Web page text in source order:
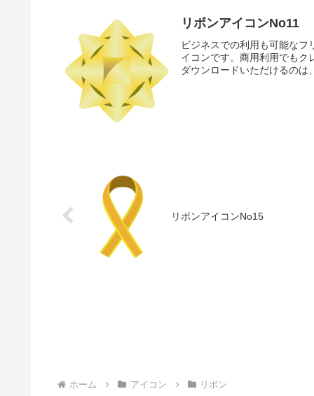
リボンアイコンNo11
ビジネスでの利用も可能な
イコンです。商用利用でもク
ダウンロードいただけるの
リボンアイコンNo15
ホーム アイコン リボン